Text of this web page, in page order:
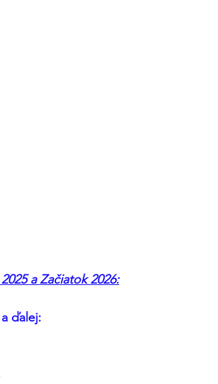
a Začiatok 2026:
ďalej: